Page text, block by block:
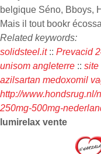
belgique Séno, Bboys,
Mais il tout bookr
Related keywords:
solidsteel.it:: Prevacid
unisom angleterre :: site
azilsartan medoxomil
http://www.hondsrug.nl/
250mg-500mg-
lumirelax vente